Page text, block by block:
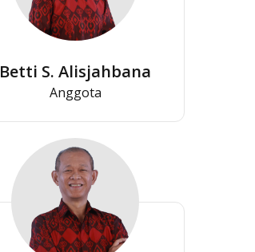
Betti S. Alisjahbana
Anggota